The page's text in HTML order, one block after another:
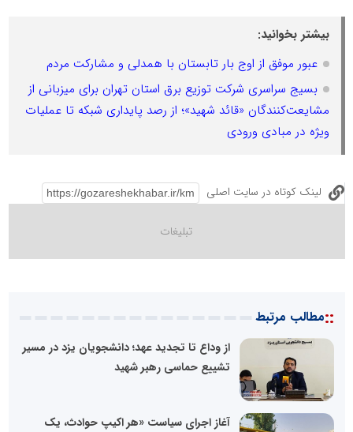
بیشتر بخوانید:
عبور موفق از اوج بار تابستان با همدلی و مشارکت مردم
بسیج سراسری شرکت توزیع برق استان تهران برای میزبانی از
مشایعت‌کنندگان «قائد شهید»؛ از رصد پایداری شبکه تا عملیات
ویژه در مبادی ورودی
لینک کوتاه در سایت اصلی
::مطالب مرتبط
از وداع تا تجدید عهد؛ دانشجویان یزد در مسیر
تشییع حماسی رهبر شهید
آغاز اجرای سیاست «هر اکیپ حوادث، یک